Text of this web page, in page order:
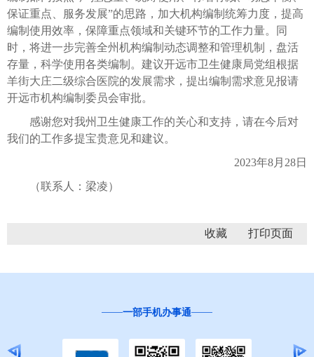
保证重点、服务发展”的思路，加大机构编制统筹力度，提高
编制使用效率，保障重点领域和关键环节的工作力量。同
时，将进一步完善全州机构编制动态调整和管理机制，盘活
存量，科学使用各类编制。建议开远市卫生健康局党组根据
羊街大庄二级综合医院的发展需求，提出编制需求意见报请
开远市机构编制委员会审批。
感谢您对我州卫生健康工作的关心和支持，请在今后对
我们的工作多提宝贵意见和建议。
2023年8月28日
（联系人：梁凌）
收藏
一部手机办事通